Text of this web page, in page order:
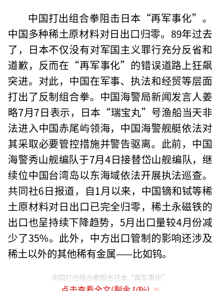
中国打出组合拳阻击日本“再军事化”。
中国多种稀土原材料对日出口归零。89年过去
了，日本不仅没有对军国主义罪行充分反省和
道歉，反而在“再军事化”的错误道路上狂飙
突进。对此，中国在军事、执法和经贸等层面
打出了反制组合拳。中国海警局新闻发言人姜
略7月7日表示，日本“瑞宝丸”号渔船当天非
法进入中国赤尾屿领海，中国海警舰艇依法对
其采取必要管控措施并警告驱离。此前，中国
海警秀山舰编队于7月4日接替岱山舰编队，继
续位中国台湾岛以东海域依法开展执法巡查。
共同社6日报道，自1月以来，中国镝和铽等稀
土原材料对日出口已完全归零，稀土永磁铁的
出口也呈持续下降趋势，5月出口量较4月份减
少了35%。此外，中方出口管制的影响还涉及
稀土以外的其他稀有金属——比如钨。
中国打出组合拳阻击日本“再军事化”